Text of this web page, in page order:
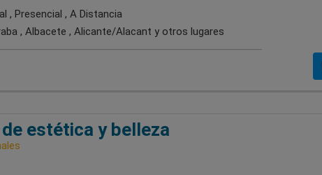
, Presencial , A Distancia
, Albacete , Alicante/Alacant y otros lugares
estética y belleza